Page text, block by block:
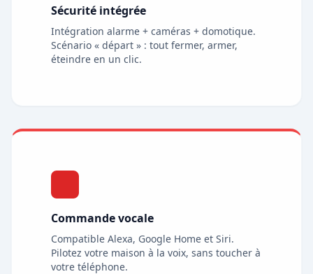
Sécurité intégrée
Intégration alarme + caméras + domotique.
Scénario « départ » : tout fermer, armer,
éteindre en un clic.
Commande vocale
Compatible Alexa, Google Home et Siri.
Pilotez votre maison à la voix, sans toucher à
votre téléphone.